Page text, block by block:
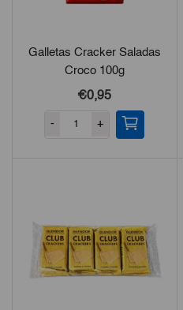
Galletas Cracker Saladas
Croco 100g
€0,95
- +